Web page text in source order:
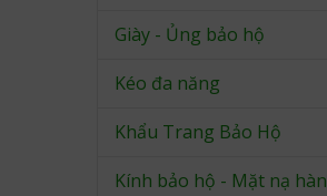
Giày - Ủng bảo hộ
Kéo đa năng
Khẩu Trang Bảo Hộ
Kính bảo hộ - Mặt nạ hàn